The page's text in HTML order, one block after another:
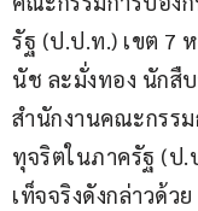
รัฐ (ป.ป.ท.) เขต 7
นัช ละมั่งทอง นักสื
สำนักงานคณะกรร
ทุจริตในภาครัฐ (ป.
เท็จจริงดังกล่าวด้วย